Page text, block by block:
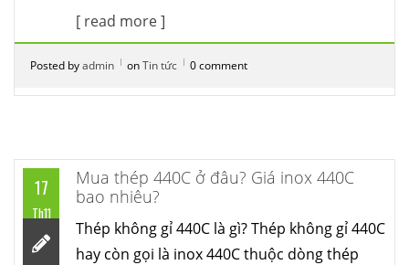
[ read more ]
Posted byadmin onTin tức 0 comment
17
Th11
Mua thép 440C ở đâu? Giá inox 440C
bao nhiêu?
Thép không gỉ 440C là gì? Thép không gỉ 440C
hay còn gọi là inox 440C thuộc dòng thép